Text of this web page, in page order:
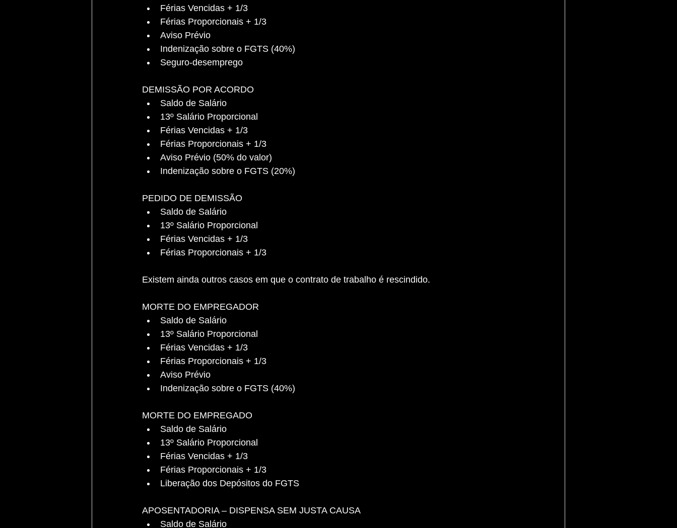
Férias Vencidas + 1/3
Férias Proporcionais + 1/3
Aviso Prévio
Indenização sobre o FGTS (40%)
Seguro-desemprego
DEMISSÃO POR ACORDO
Saldo de Salário
13º Salário Proporcional
Férias Vencidas + 1/3
Férias Proporcionais + 1/3
Aviso Prévio (50% do valor)
Indenização sobre o FGTS (20%)
PEDIDO DE DEMISSÃO
Saldo de Salário
13º Salário Proporcional
Férias Vencidas + 1/3
Férias Proporcionais + 1/3
Existem ainda outros casos em que o contrato de trabalho é rescindido.
MORTE DO EMPREGADOR
Saldo de Salário
13º Salário Proporcional
Férias Vencidas + 1/3
Férias Proporcionais + 1/3
Aviso Prévio
Indenização sobre o FGTS (40%)
MORTE DO EMPREGADO
Saldo de Salário
13º Salário Proporcional
Férias Vencidas + 1/3
Férias Proporcionais + 1/3
Liberação dos Depósitos do FGTS
APOSENTADORIA – DISPENSA SEM JUSTA CAUSA
Saldo de Salário